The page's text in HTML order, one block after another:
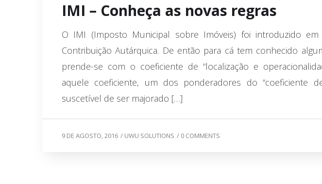
IMI – Conheça as novas regras
O IMI (Imposto Municipal sobre Imóveis) foi introduzido
Contribuição Autárquica. De então para cá tem conhecido
prende-se com o coeficiente de “localização e
aquele coeficiente, um dos ponderadores do “coeficiente
suscetível de ser majorado […]
9 DE AGOSTO, 2016 / UWU SOLUTIONS / 0 COMMENTS